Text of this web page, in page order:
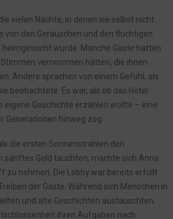
Zimmer
dem See
im Nebel
Boot
Arnkielpark
vielen Nächte, in denen sie selbst nicht
von den Geräuschen und den flüchtigen
heimgesucht wurde. Manche Gäste hatten
vernommen hätten, die ihnen
Andere sprachen von einem Gefühl, als
beobachtete. Es war, als ob das Hotel
eigene Geschichte erzählen wollte – eine
Generationen hinweg zog.
die ersten Sonnenstrahlen den
sanftes Gold tauchten, machte sich Anna
zu nehmen. Die Lobby war bereits erfüllt
der Gäste. Während sich Menschen in
und alte Geschichten austauschten,
ihren Aufgaben nach.